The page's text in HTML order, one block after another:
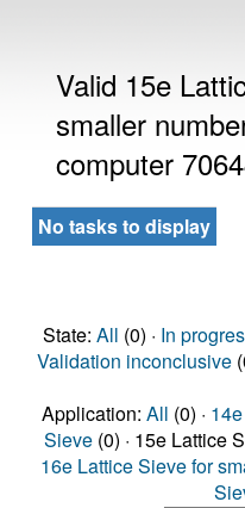
Valid 15e
smaller
computer
No tasks to display
State: All (0) · In
Validation inconclusive
Application: All (0) ·
Sieve (0) · 15e Lattice
16e Lattice Sieve for